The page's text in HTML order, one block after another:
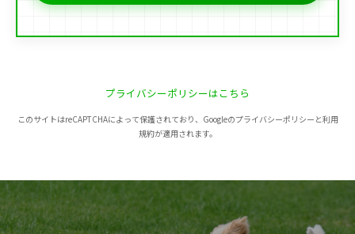
プライバシーポリシーはこちら
このサイトはreCAPTCHAによって保護されており、Googleのプライバシーポリシーと利用
規約が適用されます。